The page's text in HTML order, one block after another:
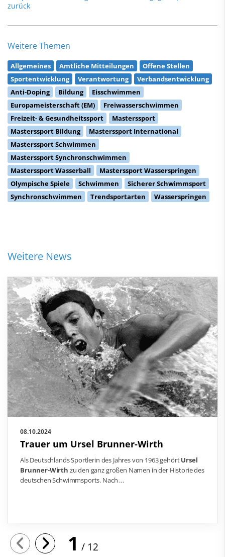
zurück
Weitere Themen
Allgemeines Amtliche Mitteilungen
Offene Stellen
Sportentwicklung
Verantwortung
Verbandsentwicklung
Anti-Doping
Bildung
Eisschwimmen
Europameisterschaft (EM)
Freiwasserschwimmen
Freizeit- & Gesundheitssport
Masterssport
Masterssport Bildung
Masterssport International
Masterssport Schwimmen
Masterssport Synchronschwimmen
Masterssport Wasserball
Masterssport Wasserspringen
Olympische Spiele
Schwimmen
Sicherer Schwimmsport
Synchronschwimmen
Trendsportarten Wasserspringen
Weitere News
08.10.2024
Trauer um Ursel Brunner-Wirth
Als Deutschlands Sportlerin des Jahres von 1963 gehörtUrsel
Brunner-Wirth zu den ganz großen Namen in der Historie des
deutschen Schwimmsports. Nach …
1 12